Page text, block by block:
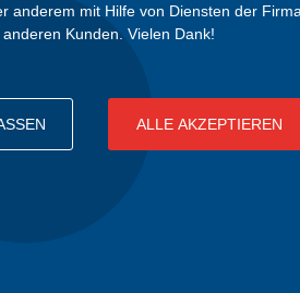
mit Hilfe von Diensten der
Kunden. Vielen Dank!
ALLE AKZEPTIEREN